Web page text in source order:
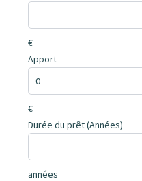
€
Apport
€
Durée du prêt (Années)
années